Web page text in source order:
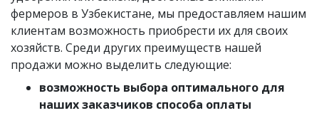
фермеров в Узбекистане, мы предоставляем нашим
клиентам возможность приобрести их для своих
хозяйств. Среди других преимуществ нашей
продажи можно выделить следующие:
возможность выбора оптимального для
наших заказчиков способа оплаты